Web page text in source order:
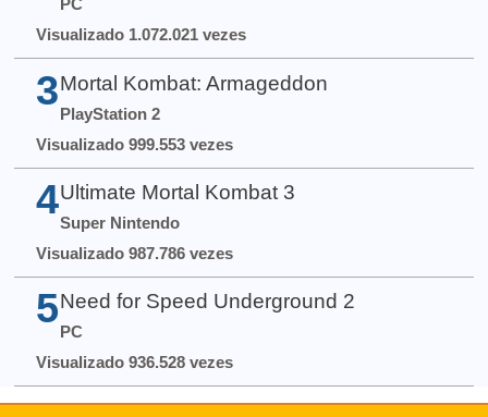
PC
Visualizado 1.072.021 vezes
3 Mortal Kombat: Armageddon
PlayStation 2
Visualizado 999.553 vezes
4 Ultimate Mortal Kombat 3
Super Nintendo
Visualizado 987.786 vezes
5 Need for Speed Underground 2
PC
Visualizado 936.528 vezes